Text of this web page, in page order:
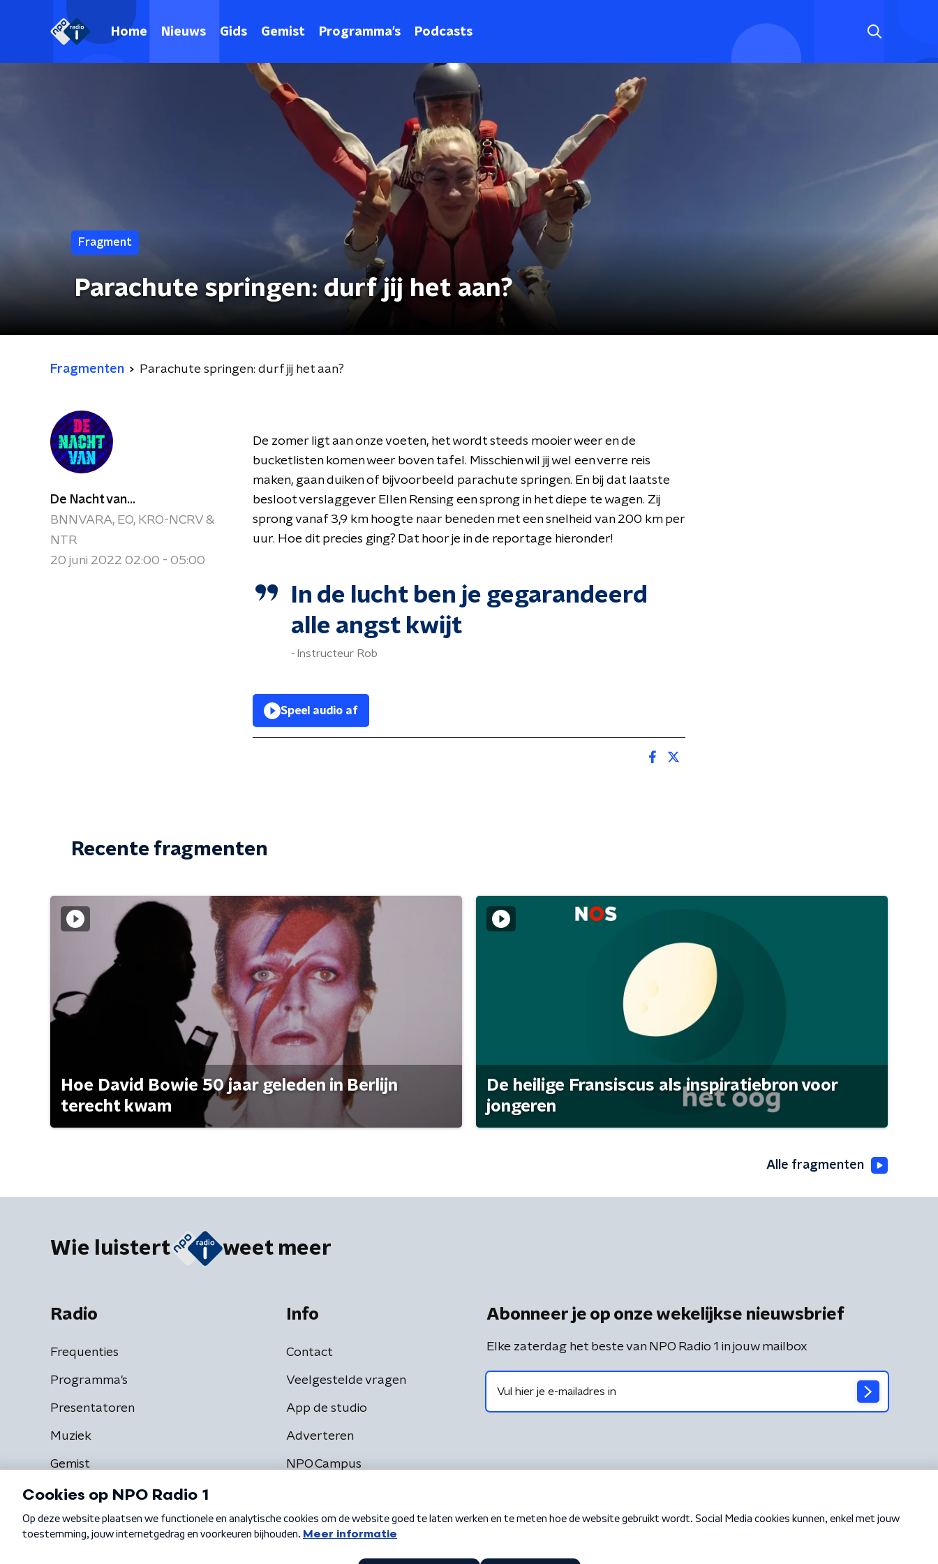
Home Nieuws Gids Gemist Programma's Podcasts
Fragment
Parachute springen: durf jij het aan?
Fragmenten Parachute springen: durf jij het aan?
De Nacht van...
BNNVARA, EO, KRO-NCRV &
NTR
20 juni 2022 02:00 - 05:00
De zomer ligt aan onze voeten, het wordt steeds mooier weer en de
bucketlisten komen weer boven tafel. Misschien wil jij wel een verre reis
maken, gaan duiken of bijvoorbeeld parachute springen. En bij dat laatste
besloot verslaggever Ellen Rensing een sprong in het diepe te wagen. Zij
sprong vanaf 3,9 km hoogte naar beneden met een snelheid van 200 km per
uur. Hoe dit precies ging? Dat hoor je in de reportage hieronder!
In de lucht ben je gegarandeerd
alle angst kwijt
Instructeur Rob
Speel audio af
Recente fragmenten
Hoe David Bowie 50 jaar geleden in Berlijn
terecht kwam
De heilige Fransiscus als inspiratiebron voor
jongeren
Alle fragmenten
Wie luistert weet meer
Radio
Frequenties
Programma's
Presentatoren
Muziek
Gemist
Info
Contact
Veelgestelde vragen
App de studio
Adverteren
NPO Campus
Abonneer je op onze wekelijkse nieuwsbrief
Elke zaterdag het beste van NPO Radio 1 in jouw mailbox
Algemene voorwaarden Privacybeleid